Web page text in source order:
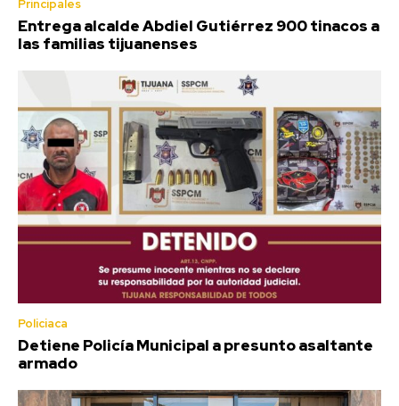
Principales
Entrega alcalde Abdiel Gutiérrez 900 tinacos a
las familias tijuanenses
Policiaca
Detiene Policía Municipal a presunto asaltante
armado